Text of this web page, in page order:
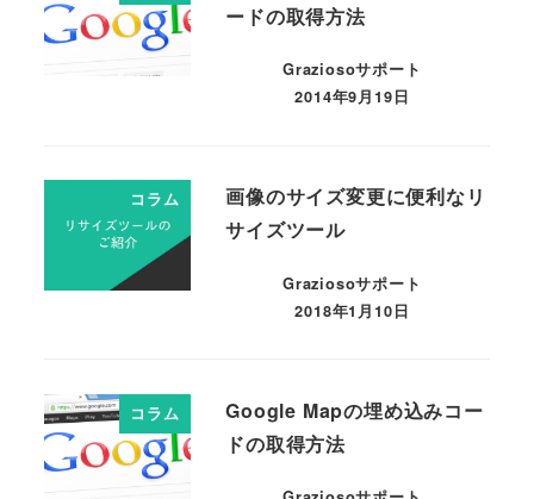
ードの取得方法
Graziosoサポート
2014年9月19日
コラム
画像のサイズ変更に便利なリ
サイズツール
Graziosoサポート
2018年1月10日
コラム
Google Mapの埋め込みコー
ドの取得方法